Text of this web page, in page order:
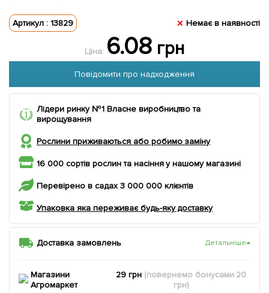
Артикул : 13829 Немає в наявності
Ціна: 6.08 грн
Повідомити про надходження
Лідери ринку №1 Власне виробництво та
вирощування
Рослини приживаються або робимо заміну
16 000 сортів рослин та насіння у нашому магазині
Перевірено в садах 3 000 000 клієнтів
Упаковка яка переживає будь-яку доставку
Доставка замовлень Детальніше→
Магазини
Агромаркет
29 грн (повернемобонусами 20
грн)